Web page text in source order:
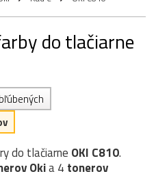
do tlačiarne
do tlačiarne OKI C810.
Okia 4 tonerov